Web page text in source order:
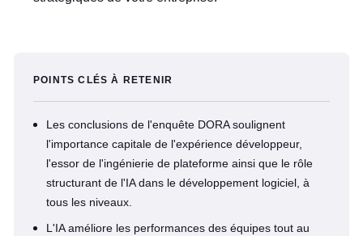
POINTS CLÉS À RETENIR
Les conclusions de l'enquête DORA soulignent
l'importance capitale de l'expérience développeur,
l'essor de l'ingénierie de plateforme ainsi que le rôle
structurant de l'IA dans le développement logiciel, à
tous les niveaux.
L'IA améliore les performances des équipes tout au